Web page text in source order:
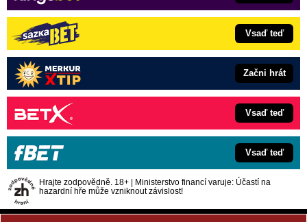
Vsaď teď
Začni hrát
Vsaď teď
Vsaď teď
Hrajte zodpovědně. 18+ | Ministerstvo financí varuje: Účastí na
hazardní hře může vzniknout závislost!